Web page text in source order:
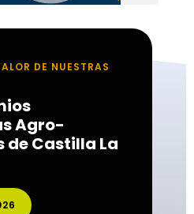
DE NUESTRAS
Agro-
Castilla La